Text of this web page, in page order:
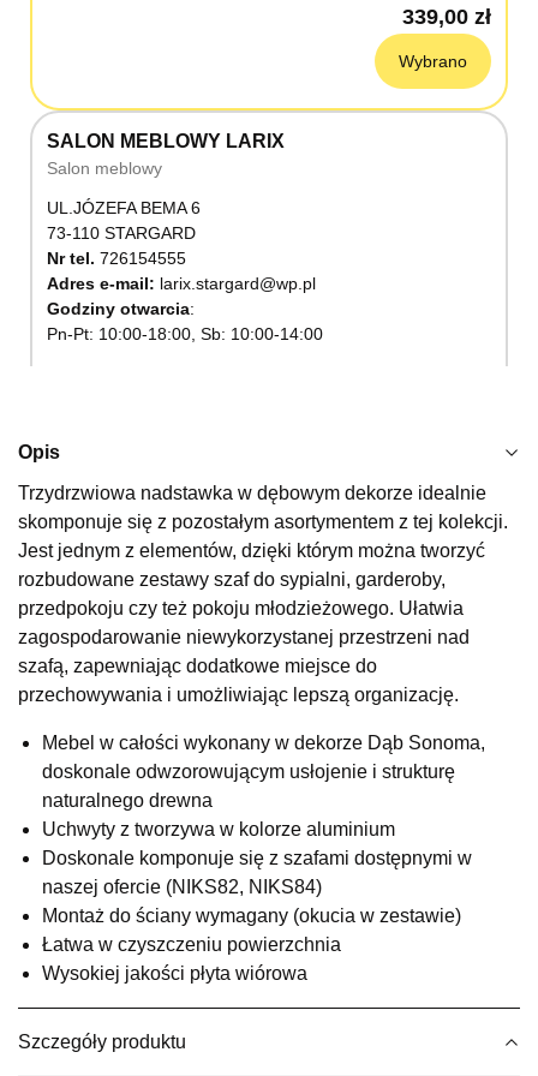
339,00 zł
Wybrano
SALON MEBLOWY LARIX
Salon meblowy
UL.JÓZEFA BEMA 6
73-110 STARGARD
Nr tel. 726154555
Adres e-mail: larix.stargard@wp.pl
Godziny otwarcia
Pn-Pt: 10:00-18:00, Sb: 10:00-14:00
SALON MEBLOWY KUBUŚ
Salon meblowy
UL.RZEMIEŚLNICZA 6
66-470 KOSTRZYN NAD ODRĄ
Nr tel.507103199
Godziny otwarcia
Pn-Pt: 10:00-18:00, Sb: 10:00-14:00
339,00 zł
Wybierz
SALON MEBLOWY M JAK MEBLE
Salon meblowy
UL.BASZTOWA 3
76-100 SŁAWNO
Nr tel. 502668736
Adres e-mail:pph.catrin@wp.pl
Opis
Trzydrzwiowa nadstawka w dębowym dekorze idealnie
skomponuje się z pozostałym asortymentem z tej kolekcji.
Jest jednym z elementów, dzięki którym można tworzyć
rozbudowane zestawy szaf do sypialni, garderoby,
przedpokoju czy też pokoju młodzieżowego. Ułatwia
zagospodarowanie niewykorzystanej przestrzeni nad
szafą, zapewniając dodatkowe miejsce do
przechowywania i umożliwiając lepszą organizację.
Mebel w całości wykonany w dekorze Dąb Sonoma,
doskonale odwzorowującym usłojenie i strukturę
naturalnego drewna
Uchwyty z tworzywa w kolorze aluminium
Doskonale komponuje się z szafami dostępnymi w
naszej ofercie (NIKS82, NIKS84)
Montaż do ściany wymagany (okucia w zestawie)
Łatwa w czyszczeniu powierzchnia
Wysokiej jakości płyta wiórowa
Szczegóły produktu